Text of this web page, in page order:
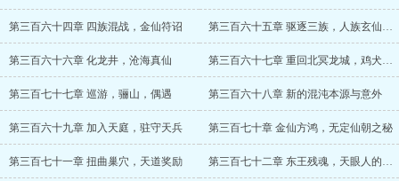
第三百六十四章 四族混战，金仙符诏 第三百六十五章 驱逐三族，人族玄仙，论功行赏
第三百六十六章 化龙井，沧海真仙 第三百六十七章 重回北冥龙城，鸡犬升天
第三百七十七章 巡游，骊山，偶遇 第三百六十八章 新的混沌本源与意外
第三百六十九章 加入天庭，驻守天兵 第三百七十章 金仙方鸿，无定仙朝之秘
第三百七十一章 扭曲巢穴，天道奖励 第三百七十二章 东王残魂，天眼人的疯狂计划